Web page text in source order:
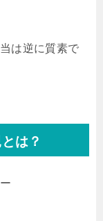
は逆に質素で
は？